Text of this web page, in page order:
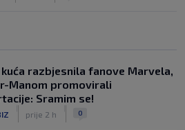
kuća razbjesnila fanove Marvela,
Manom promovirali
Sramim se!
prije 2 h 0